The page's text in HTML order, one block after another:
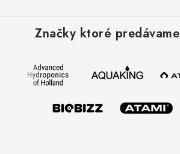
Značky ktoré predávame